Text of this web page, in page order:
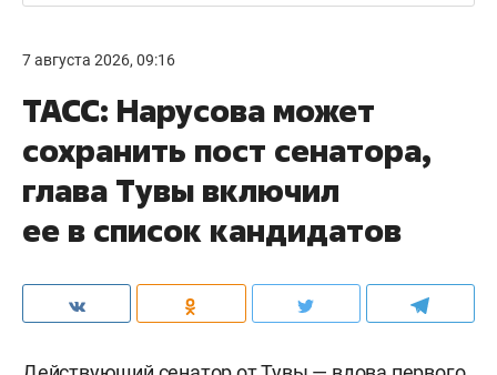
7 августа 2026, 09:16
ТАСС: Нарусова может
сохранить пост сенатора,
глава Тувы включил
ее в список кандидатов